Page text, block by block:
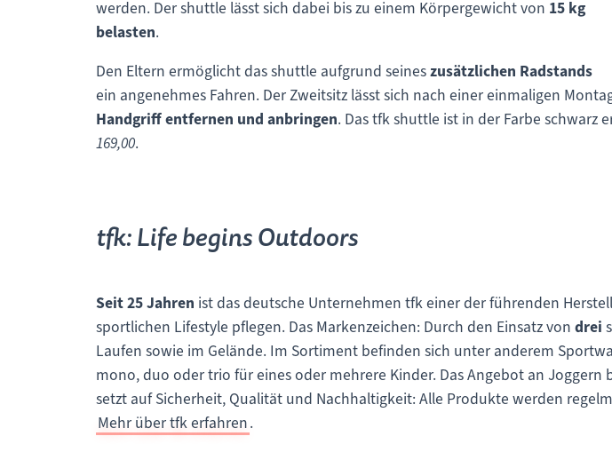
werden. Der shuttle lässt sich dabei bis zu einem Körpergewicht von 15 kg
belasten.
Den Eltern ermöglicht das shuttle aufgrund seineszusätzlichen Radstands
ein angenehmes Fahren. Der Zweitsitz lässt sich nach einer einmaligen
Handgriff entfernen und anbringen. Das tfk shuttle ist in der Farbe
169,00.
tfk: Life begins Outdoors
Seit 25 Jahren ist das deutsche Unternehmen tfk einer der führenden
sportlichen Lifestyle pflegen. Das Markenzeichen: Durch den Einsatz von drei
Laufen sowie im Gelände. Im Sortiment befinden sich unter anderem
mono, duo oder trio für eines oder mehrere Kinder. Das Angebot an
setzt auf Sicherheit, Qualität und Nachhaltigkeit: Alle Produkte werden
Mehr über tfk erfahren.